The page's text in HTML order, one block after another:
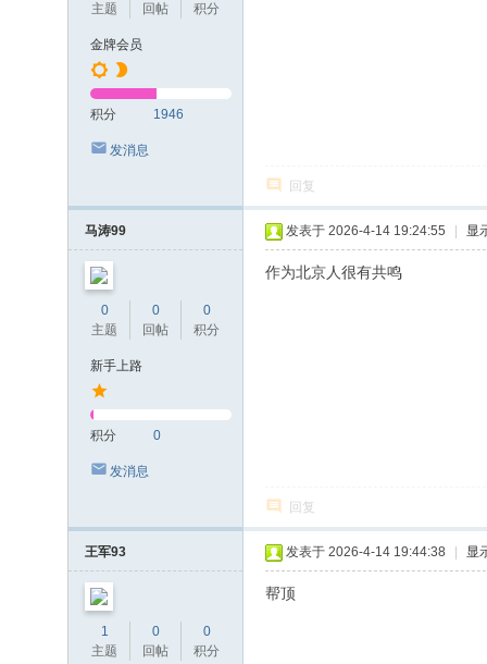
主题
回帖
积分
金牌会员
积分 1946
发消息
回复
马涛99
0
主题
0
回帖
0
积分
新手上路
积分 0
发消息
发表于 2026-4-14 19:24:55 显
作为北京人很有共鸣
回复
王军93
1
主题
0
回帖
0
积分
发表于 2026-4-14 19:44:38 显
帮顶